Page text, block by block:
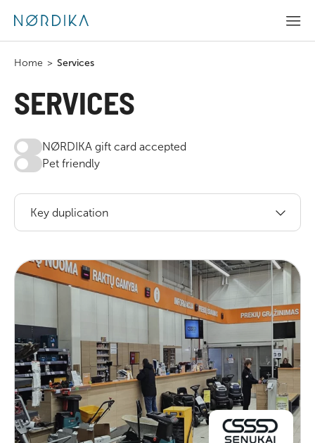
Home > Services
SERVICES
NØRDIKA gift card accepted
Pet friendly
Key duplication